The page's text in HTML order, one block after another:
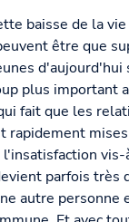
baisse de la
être que
d'aujourd'hui
plus important
fait que les
rapidement
l'insatisfaction
parfois très
autre personne